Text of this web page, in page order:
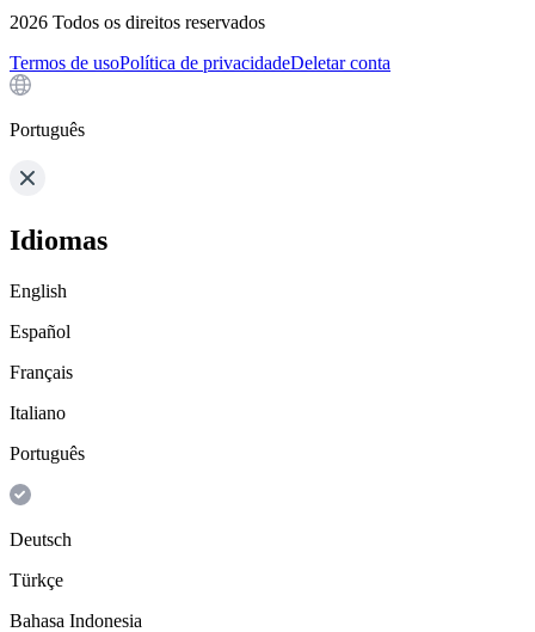
2026 Todos os direitos reservados
Termos de usoPolítica de privacidadeDeletar conta
Português
Idiomas
English
Español
Français
Italiano
Português
Deutsch
Türkçe
Bahasa Indonesia